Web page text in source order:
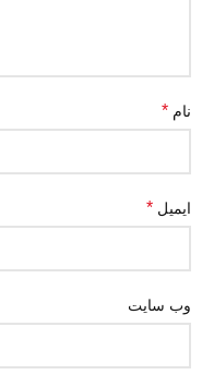
نام*
ایمیل*
وب‌ سایت